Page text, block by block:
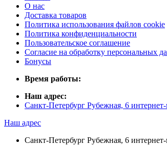
О нас
Доставка товаров
Политика использования файлов cookie
Политика конфиденциальности
Пользовательское соглашение
Согласие на обработку персональных
Бонусы
Время работы:
Наш адрес:
Санкт-Петербург Рубежная, 6
Наш адрес
Санкт-Петербург Рубежная, 6